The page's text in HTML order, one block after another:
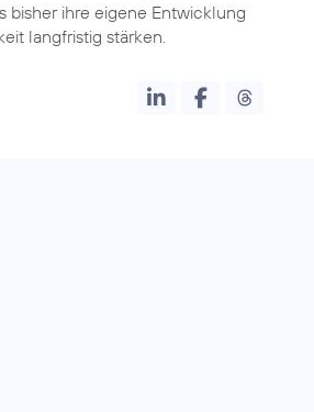
bisher ihre eigene Entwicklung
langfristig stärken.